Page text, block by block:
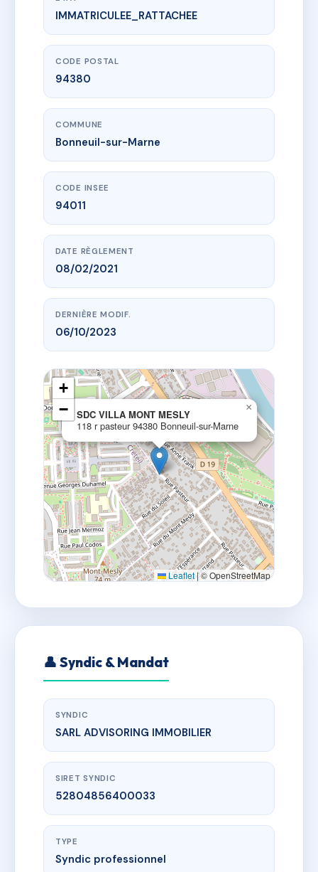
www.vme.plus/AI3427663
SDC VILLA MONT MESLY
118 r pasteur94380 Bonneuil-sur-Marne
IMMATRICULEE_RATTACHEE
CODE POSTAL
94380
COMMUNE
Bonneuil-sur-Marne
CODE INSEE
94011
DATE RÈGLEMENT
08/02/2021
DERNIÈRE MODIF.
06/10/2023
SDC VILLA MONT MESLY
118 r pasteur 94380 Bonneuil-sur-Marne
×
+
−
Leaflet|© OpenStreetMap
👤 Syndic & Mandat
SYNDIC
SARL ADVISORING IMMOBILIER
SIRET SYNDIC
52804856400033
TYPE
Syndic professionnel